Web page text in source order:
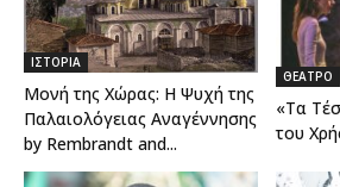
ΙΣΤΟΡΙΑ
Μονή της Χώρας: Η Ψυχή της
Παλαιολόγειας Αναγέννησης
by Rembrandt and...
ΘΕΑΤΡΟ
«Τα
του